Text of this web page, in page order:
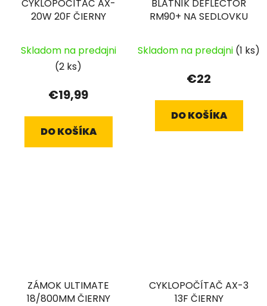
CYKLOPOČÍTAČ AX-
20W 20F ČIERNY
Skladom na predajni
(2 ks)
€19,99
DO KOŠÍKA
BLATNÍK DEFLECTOR
RM90+ NA SEDLOVKU
Skladom na predajni (1 ks)
€22
DO KOŠÍKA
ZÁMOK ULTIMATE
18/800MM ČIERNY
CYKLOPOČÍTAČ AX-3
13F ČIERNY